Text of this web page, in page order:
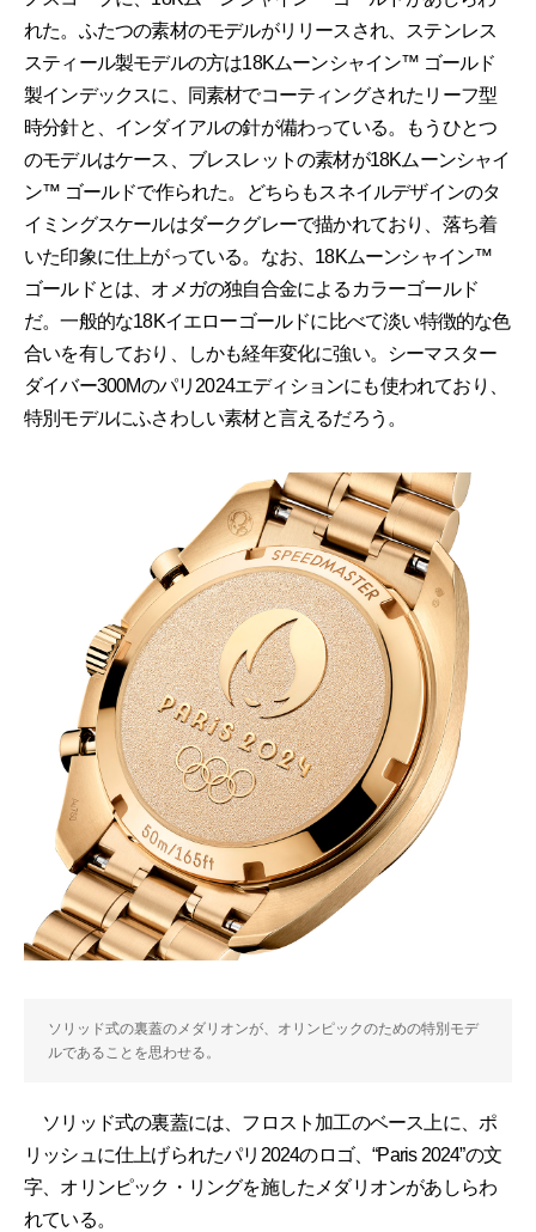
れた。ふたつの素材のモデルがリリースされ、ステンレス
スティール製モデルの方は18Kムーンシャイン™ ゴールド
製インデックスに、同素材でコーティングされたリーフ型
時分針と、インダイアルの針が備わっている。もうひとつ
のモデルはケース、ブレスレットの素材が18Kムーンシャイ
ン™ ゴールドで作られた。どちらもスネイルデザインのタ
イミングスケールはダークグレーで描かれており、落ち着
いた印象に仕上がっている。なお、18Kムーンシャイン™
ゴールドとは、オメガの独自合金によるカラーゴールド
だ。一般的な18Kイエローゴールドに比べて淡い特徴的な色
合いを有しており、しかも経年変化に強い。シーマスター
ダイバー300Mのパリ2024エディションにも使われており、
特別モデルにふさわしい素材と言えるだろう。
ソリッド式の裏蓋のメダリオンが、オリンピックのための特別モデ
ルであることを思わせる。
ソリッド式の裏蓋には、フロスト加工のベース上に、ポ
リッシュに仕上げられたパリ2024のロゴ、“Paris 2024”の文
字、オリンピック・リングを施したメダリオンがあしらわ
れている。